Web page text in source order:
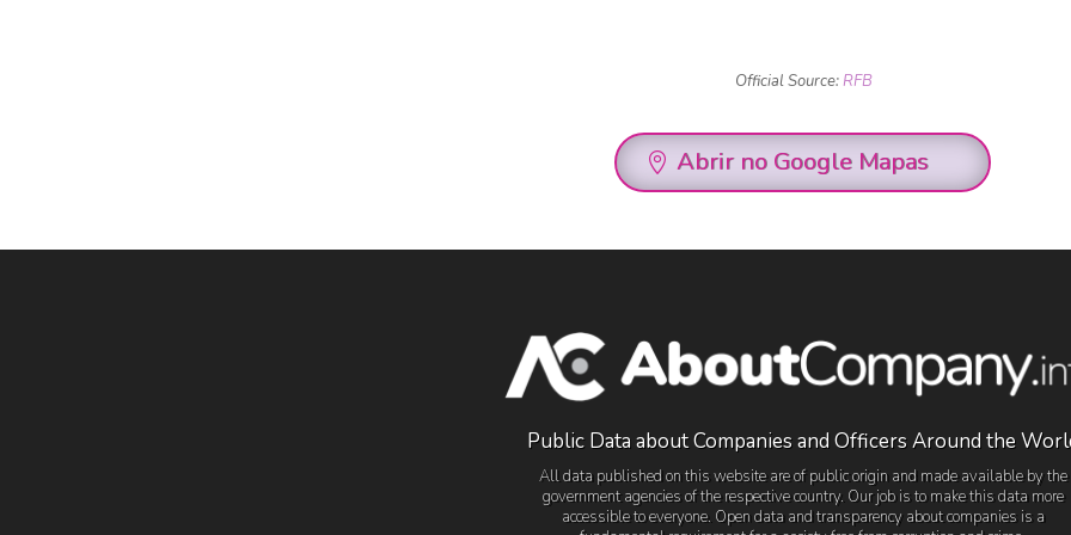
Official Source:RFB
Abrir no Google Mapas
Public Data about Companies and Officers Around the
All data published on this website are of public origin and made available by the
government agencies of the respective country. Our job is to make this data more
accessible to everyone. Open data and transparency about companies is a